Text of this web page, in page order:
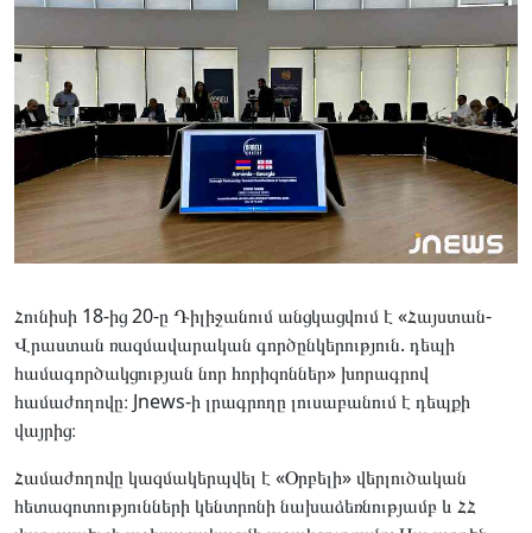
Հունիսի 18-ից 20-ը Դիլիջանում անցկացվում է «Հայստան-
Վրաստան ռազմավարական գործընկերություն. դեպի
համագործակցության նոր հորիզոններ» խորագրով
համաժողովը։ Jnews-ի լրագրողը լուսաբանում է դեպքի
վայրից։
Համաժողովը կազմակերպվել է «Օրբելի» վերլուծական
հետազոտությունների կենտրոնի նախաձեռնությամբ և ՀՀ